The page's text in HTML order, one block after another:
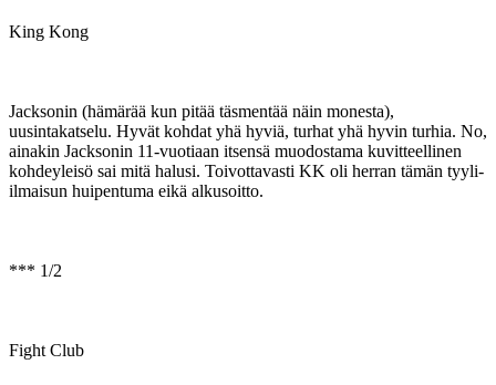
King Kong
Jacksonin (hämärää kun pitää täsmentää näin monesta),
uusintakatselu. Hyvät kohdat yhä hyviä, turhat yhä hyvin turhia. No,
ainakin Jacksonin 11-vuotiaan itsensä muodostama kuvitteellinen
kohdeyleisö sai mitä halusi. Toivottavasti KK oli herran tämän tyyli-
ilmaisun huipentuma eikä alkusoitto.
*** 1/2
Fight Club